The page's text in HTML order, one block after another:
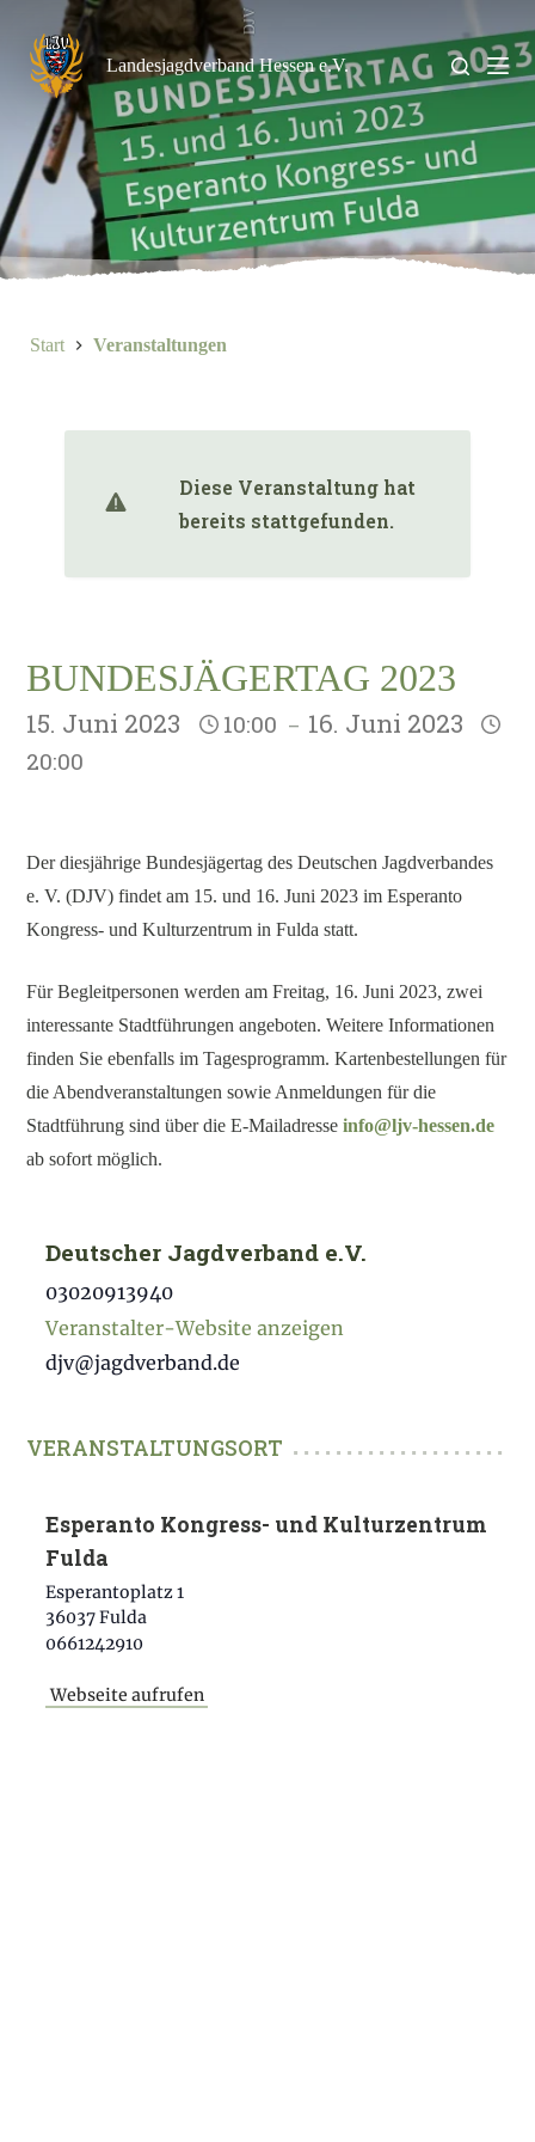
springen
Landesjagdverband Hessen e.V.
DJV
Start Veranstaltungen
Diese Veranstaltung hat
bereits stattgefunden.
BUNDESJÄGERTAG 2023
15. Juni 2023 10:00 – 16. Juni 2023
20:00
Der diesjährige Bundesjägertag des Deutschen Jagdverbandes
e. V. (DJV) findet am 15. und 16. Juni 2023 im Esperanto
Kongress- und Kulturzentrum in Fulda statt.
Für Begleitpersonen werden am Freitag, 16. Juni 2023, zwei
interessante Stadtführungen angeboten. Weitere Informationen
finden Sie ebenfalls im Tagesprogramm. Kartenbestellungen für
die Abendveranstaltungen sowie Anmeldungen für die
Stadtführung sind über die E-Mailadresseinfo@ljv-hessen.de
ab sofort möglich.
Deutscher Jagdverband e.V.
03020913940
Veranstalter-Website anzeigen
djv@jagdverband.de
Esperanto Kongress- und Kulturzentrum
Fulda
Esperantoplatz 1
36037Fulda
0661242910